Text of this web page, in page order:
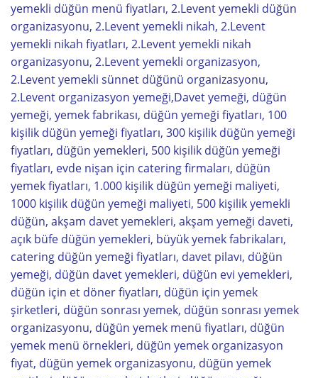
yemekli düğün menü fiyatları, 2.Levent yemekli düğün
organizasyonu, 2.Levent yemekli nikah, 2.Levent
yemekli nikah fiyatları, 2.Levent yemekli nikah
organizasyonu, 2.Levent yemekli organizasyon,
2.Levent yemekli sünnet düğünü organizasyonu,
2.Levent organizasyon yemeği,Davet yemeği, düğün
yemeği, yemek fabrikası, düğün yemeği fiyatları, 100
kişilik düğün yemeği fiyatları, 300 kişilik düğün yemeği
fiyatları, düğün yemekleri, 500 kişilik düğün yemeği
fiyatları, evde nişan için catering firmaları, düğün
yemek fiyatları, 1.000 kişilik düğün yemeği maliyeti,
1000 kişilik düğün yemeği maliyeti, 500 kişilik yemekli
düğün, akşam davet yemekleri, akşam yemeği daveti,
açık büfe düğün yemekleri, büyük yemek fabrikaları,
catering düğün yemeği fiyatları, davet pilavı, düğün
yemeği, düğün davet yemekleri, düğün evi yemekleri,
düğün için et döner fiyatları, düğün için yemek
şirketleri, düğün sonrası yemek, düğün sonrası yemek
organizasyonu, düğün yemek menü fiyatları, düğün
yemek menü örnekleri, düğün yemek organizasyon
fiyat, düğün yemek organizasyonu, düğün yemek